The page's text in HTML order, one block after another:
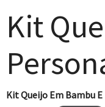
Kit
Kit Queijo Em Bambu